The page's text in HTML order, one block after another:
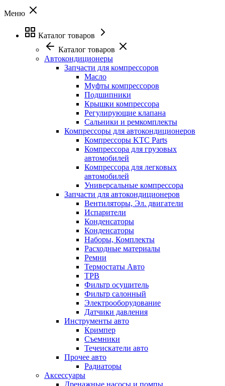
Меню
Каталог товаров
Каталог товаров
Автокондиционеры
Запчасти для компрессоров
Масло
Муфты компрессоров
Подшипники
Крышки компрессора
Регулирующие клапана
Сальники и ремкомплекты
Компрессоры для автокондиционеров
Компрессоры KTC Parts
Компрессора для грузовых
автомобилей
Компрессора для легковых
автомобилей
Универсальные компрессора
Запчасти для автокондиционеров
Вентиляторы, Эл. двигатели
Испарители
Конденсаторы
Конденсаторы
Наборы, Комплекты
Расходные материалы
Ремни
Термостаты Авто
ТРВ
Фильтр осушитель
Фильтр салонный
Электрооборудование
Датчики давления
Инструменты авто
Кримпер
Съемники
Течеискатели авто
Прочее авто
Радиаторы
Аксессуары
Дренажные насосы и помпы